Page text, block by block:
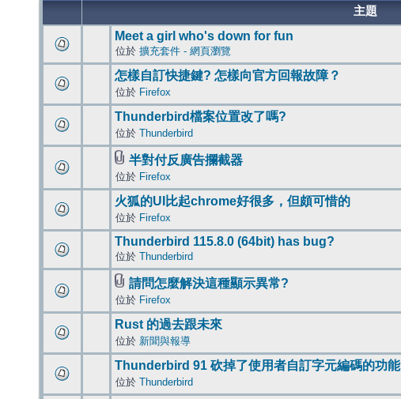
主題
Meet a girl who's down for fun
位於 擴充套件 - 網頁瀏覽
怎樣自訂快捷鍵? 怎樣向官方回報故障？
位於 Firefox
Thunderbird檔案位置改了嗎?
位於 Thunderbird
半對付反廣告攔截器
位於 Firefox
火狐的UI比起chrome好很多，但頗可惜的
位於 Firefox
Thunderbird 115.8.0 (64bit) has bug?
位於 Thunderbird
請問怎麼解決這種顯示異常?
位於 Firefox
Rust 的過去跟未來
位於 新聞與報導
Thunderbird 91 砍掉了使用者自訂字元編碼的功能
位於 Thunderbird